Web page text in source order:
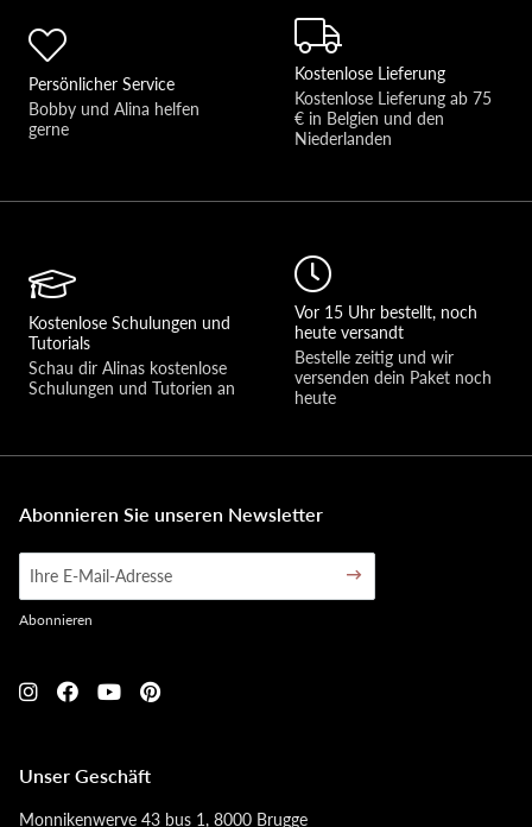
Persönlicher Service
Bobby und Alina helfen
gerne
Kostenlose Lieferung
Kostenlose Lieferung ab 75
€ in Belgien und den
Niederlanden
Kostenlose Schulungen und
Tutorials
Schau dir Alinas kostenlose
Schulungen und Tutorien an
Vor 15 Uhr bestellt, noch
heute versandt
Bestelle zeitig und wir
versenden dein Paket noch
heute
Unser Geschäft
Monnikenwerve 43 bus 1, 8000 Brugge
Abonnieren Sie unseren Newsletter
Abonnieren